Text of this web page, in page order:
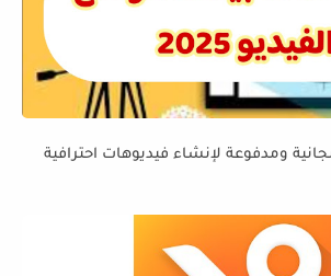
مجانية ومدفوعة لإنشاء فيديوهات احترافية